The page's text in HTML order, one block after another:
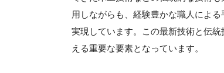
用しながらも、経験豊かな職人によ
実現しています。この最新技術と伝
える重要な要素となっています。